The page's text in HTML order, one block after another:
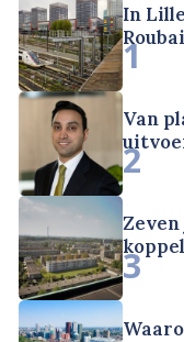
In
1
Van
2
3